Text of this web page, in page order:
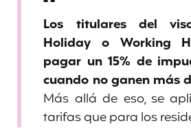
Los titulares del
Holiday o Working
pagar un 15% de
cuando no ganen más
Más allá de eso, se
tarifas que para los